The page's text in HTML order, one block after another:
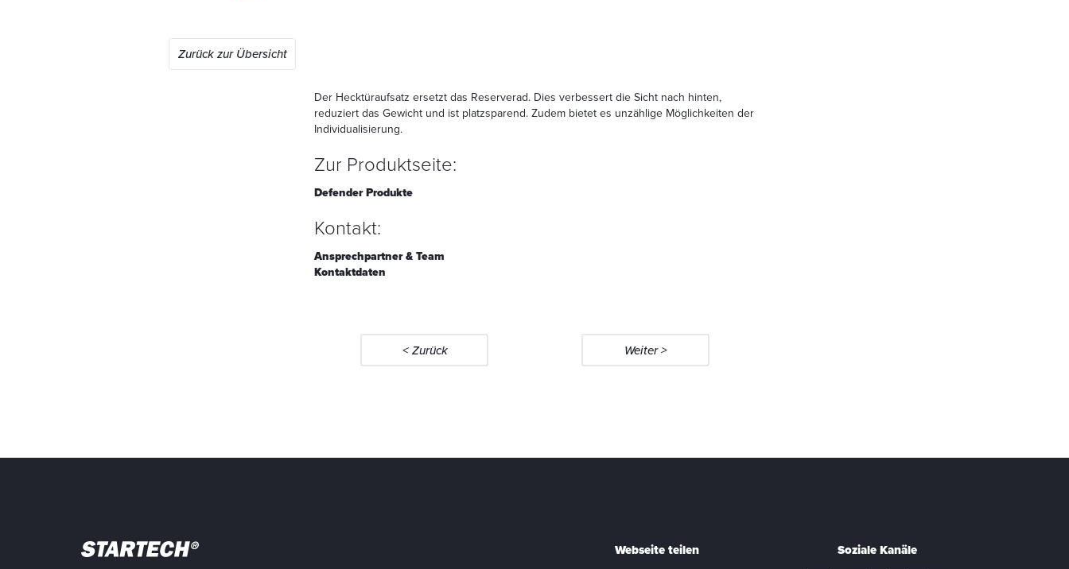
Zurück zur Übersicht
Der Hecktüraufsatz ersetzt das Reserverad. Dies verbessert die Sicht nach hinten,
reduziert das Gewicht und ist platzsparend. Zudem bietet es unzählige Möglichkeiten der
Individualisierung.
Zur Produktseite:
Defender Produkte
Kontakt:
Ansprechpartner & Team
Kontaktdaten
< Zurück Weiter >
Webseite teilen Soziale Kanäle